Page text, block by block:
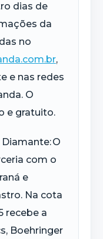
dias de
da
no
,
e nas redes
O
e gratuito.
O
com o
e
Na cota
recebe a
, Boehringer